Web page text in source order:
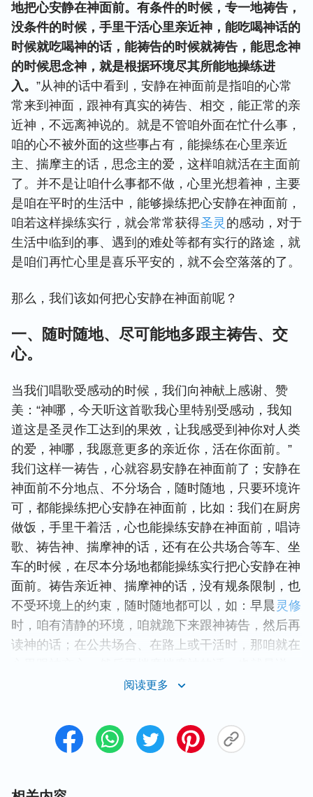
地把心安静在神面前。有条件的时候，专一地祷告，
没条件的时候，手里干活心里亲近神，能吃喝神话的
时候就吃喝神的话，能祷告的时候就祷告，能思念神
的时候思念神，就是根据环境尽其所能地操练进
入。 ”从神的话中看到，安静在神面前是指咱的心常
常来到神面，跟神有真实的祷告、相交，能正常的亲
近神，不远离神说的。就是不管咱外面在忙什么事，
咱的心不被外面的这些事占有，能操练在心里亲近
主、揣摩主的话，思念主的爱，这样咱就活在主面前
了。并不是让咱什么事都不做，心里光想着神，主要
是咱在平时的生活中，能够操练把心安静在神面前，
咱若这样操练实行，就会常常获得圣灵 的感动，对于
生活中临到的事、遇到的难处等都有实行的路途，就
是咱们再忙心里是喜乐平安的，就不会空落落的了。
那么，我们该如何把心安静在神面前呢？
一、随时随地、尽可能地多跟主祷告、交
心。
当我们唱歌受感动的时候，我们向神献上感谢、赞
美：“神哪，今天听这首歌我心里特别受感动，我知
道这是圣灵作工达到的果效，让我感受到神你对人类
的爱，神哪，我愿意更多的亲近你，活在你面前。”
我们这样一祷告，心就容易安静在神面前了；安静在
神面前不分地点、不分场合，随时随地，只要环境许
可，都能操练把心安静在神面前，比如：我们在厨房
做饭，手里干着活，心也能操练安静在神面前，唱诗
歌、祷告神、揣摩神的话，还有在公共场合等车、坐
车的时候，在尽本分场地都能操练实行把心安静在神
面前。祷告亲近神、揣摩神的话，没有规条限制，也
不受环境上的约束，随时随地都可以，如：早晨 灵修
时，咱有清静的环境，咱就跪下来跟神祷告，然后再
读神的话；在公共场合、在路上或干活时，那咱就在
我们祷告亲近神是不受环境等任何因素影响的，只要
这样就能时时活在神面前了，这也是把心安静在神面
前的一方面实行。
阅读更多